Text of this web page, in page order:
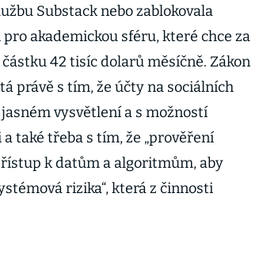
Substack nebo zablokovala
akademickou sféru, které chce za
42 tisíc dolarů měsíčně. Zákon
právě s tím, že účty na sociálních
vysvětlení a s možností
také třeba s tím, že „prověření
k datům a algoritmům, aby
rizika“, která z činnosti